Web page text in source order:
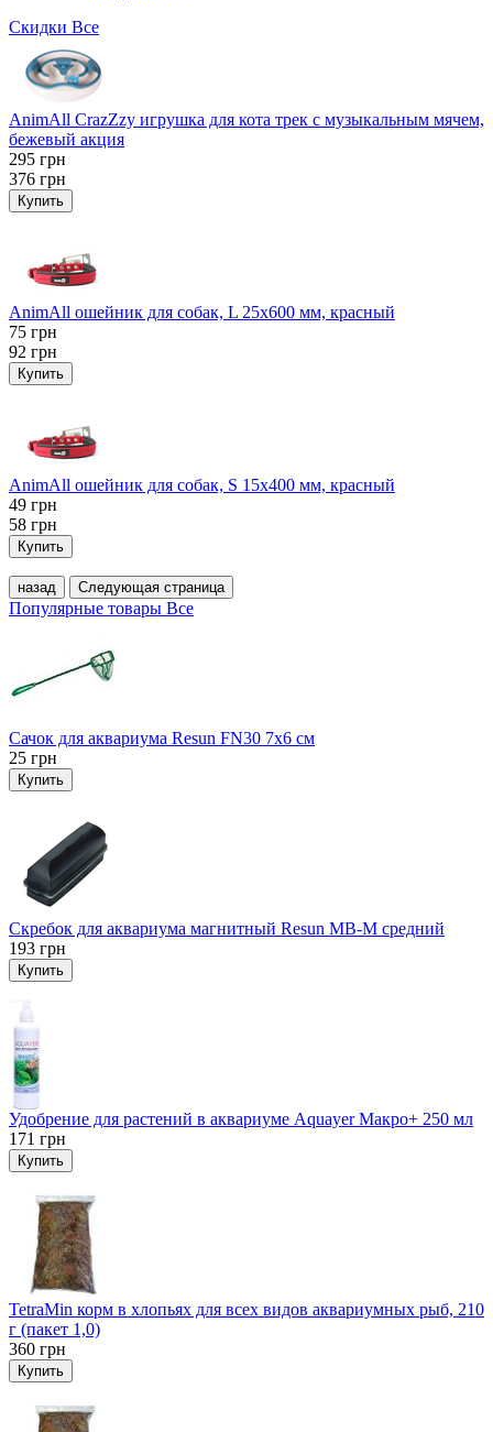
Скидки Все
AnimAll CrazZzy игрушка для кота трек с музыкальным мячем,
бежевый акция
295 грн
376 грн
Купить
AnimAll ошейник для собак, L 25x600 мм, красный
75 грн
92 грн
Купить
AnimAll ошейник для собак, S 15х400 мм, красный
49 грн
58 грн
Купить
назад Следующая страница
Популярные товары Все
Сачок для аквариума Resun FN30 7х6 см
25 грн
Купить
Скребок для аквариума магнитный Resun MB-M средний
193 грн
Купить
Удобрение для растений в аквариуме Aquayer Макро+ 250 мл
171 грн
Купить
TetraMin корм в хлопьях для всех видов аквариумных рыб, 210
г (пакет 1,0)
360 грн
Купить